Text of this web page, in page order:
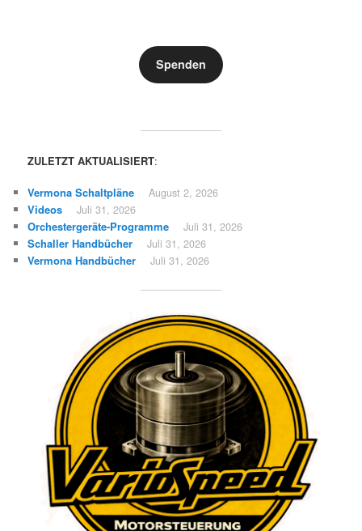
Spenden
ZULETZT AKTUALISIERT:
Vermona Schaltpläne August 2, 2026
Videos Juli 31, 2026
Orchestergeräte-Programme Juli 31, 2026
Schaller Handbücher Juli 31, 2026
Vermona Handbücher Juli 31, 2026